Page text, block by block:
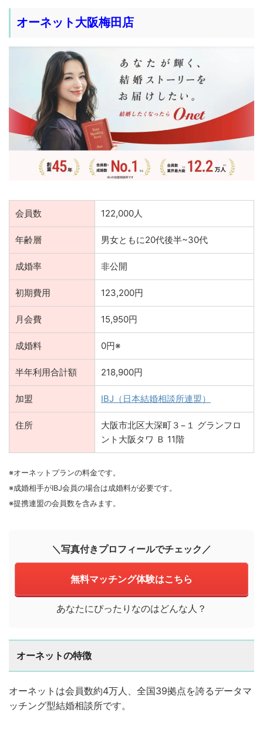
オーネット大阪梅田店
会員数 122,000人
年齢層 男女ともに20代後半~30代
成婚率 非公開
初期費用 123,200円
月会費 15,950円
成婚料 0円※
半年利用合計額 218,900円
加盟 IBJ（日本結婚相談所連盟）
住所
大阪市北区大深町３−１ グランフロ
ント大阪タワ Ｂ 11階
※オーネットプランの料金です。
※成婚相手がIBJ会員の場合は成婚料が必要です。
※提携連盟の会員数を含みます。
＼写真付きプロフィールでチェック／
無料マッチング体験はこちら
あなたにぴったりなのはどんな人？
オーネットの特徴
オーネットは会員数約4万人、全国39拠点を誇るデータマ
ッチング型結婚相談所です。